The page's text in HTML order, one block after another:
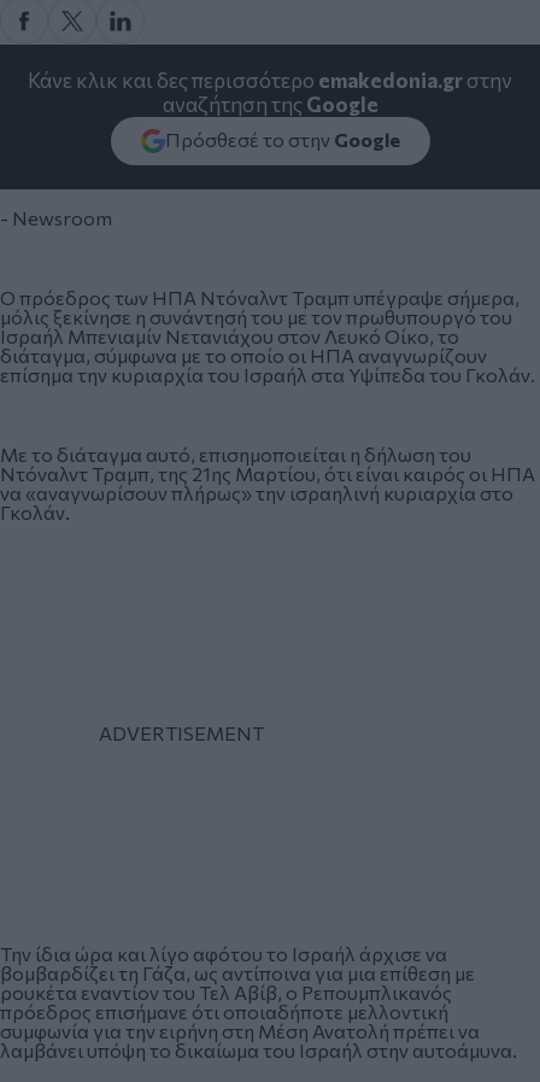
Κάνε κλικ και δες περισσότερο emakedonia.grστην
αναζήτηση της Google
Πρόσθεσέ το στην Google
- Newsroom
Ο πρόεδρος των ΗΠΑ Ντόναλντ Τραμπ υπέγραψε σήμερα,
μόλις ξεκίνησε η συνάντησή του με τον πρωθυπουργό του
Ισραήλ Μπενιαμίν Νετανιάχου στον Λευκό Οίκο, το
διάταγμα, σύμφωνα με το οποίο οι ΗΠΑ αναγνωρίζουν
επίσημα την κυριαρχία του Ισραήλ στα Υψίπεδα του Γκολάν.
Με το διάταγμα αυτό, επισημοποιείται η δήλωση του
Ντόναλντ Τραμπ, της 21ης Μαρτίου, ότι είναι καιρός οι ΗΠΑ
να «αναγνωρίσουν πλήρως» την ισραηλινή κυριαρχία στο
Γκολάν.
Την ίδια ώρα και λίγο αφότου το Ισραήλ άρχισε να
βομβαρδίζει τη Γάζα, ως αντίποινα για μια επίθεση με
ρουκέτα εναντίον του Τελ Αβίβ, ο Ρεπουμπλικανός
πρόεδρος επισήμανε ότι οποιαδήποτε μελλοντική
συμφωνία για την ειρήνη στη Μέση Ανατολή πρέπει να
λαμβάνει υπόψη το δικαίωμα του Ισραήλ στην αυτοάμυνα.